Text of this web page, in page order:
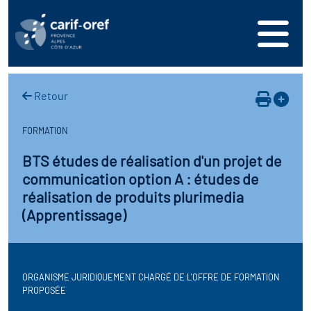
formation
en région
Partenariale de la
(OPC)
votre offre de
Retour
FORMATION
BTS études de réalisation d'un projet de
communication option A : études de
réalisation de produits plurimedia
(Apprentissage)
ORGANISME JURIDIQUEMENT CHARGÉ DE L'OFFRE DE FORMATION
PROPOSÉE